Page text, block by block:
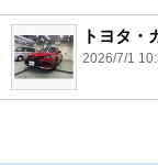
トヨタ・
2026/7/1